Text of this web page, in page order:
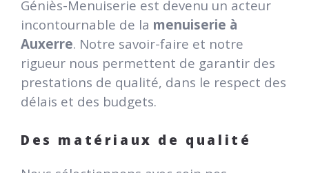
Géniès-Menuiserie est devenu un acteur
incontournable de la menuiserie à
Auxerre. Notre savoir-faire et notre
rigueur nous permettent de garantir des
prestations de qualité, dans le respect des
délais et des budgets.
Des matériaux de qualité